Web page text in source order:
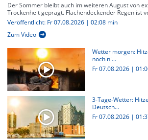
Der Sommer bleibt auch im weiteren August von
Trockenheit geprägt. Flächendeckender Regen ist
Veröffentlicht: Fr 07.08.2026 | 02:08 min
Zum Video
Wetter morgen:
noch ni...
Fr 07.08.2026 |
3-Tage-Wetter:
Deutsch...
Fr 07.08.2026 |